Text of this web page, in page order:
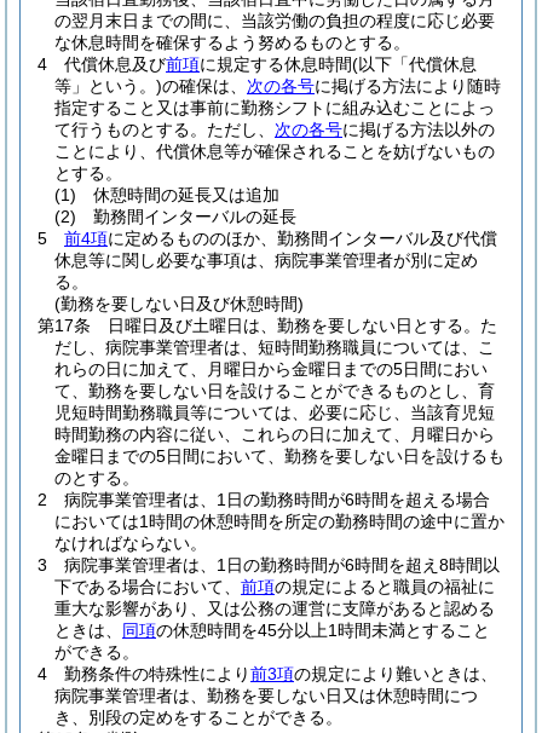
の翌月末日までの間に、当該労働の負担の程度に応じ必要
な休息時間を確保するよう努めるものとする。
4
代償休息及び前項に規定する休息時間(以下「代償休息
等」という。)の確保は、 次の各号に掲げる方法により随時
指定すること又は事前に勤務シフトに組み込むことによっ
て行うものとする。 ただし、 次の各号に掲げる方法以外の
ことにより、代償休息等が確保されることを妨げないもの
とする。
(1)
休憩時間の延長又は追加
(2)
勤務間インターバルの延長
5
前4項に定めるもののほか、勤務間インターバル及び代償
休息等に関し必要な事項は、病院事業管理者が別に定め
る。
(勤務を要しない日及び休憩時間)
第17条
日曜日及び土曜日は、勤務を要しない日とする。 た
だし、病院事業管理者は、短時間勤務職員については、こ
れらの日に加えて、月曜日から金曜日までの5日間におい
て、勤務を要しない日を設けることができるものとし、育
児短時間勤務職員等については、必要に応じ、当該育児短
時間勤務の内容に従い、これらの日に加えて、月曜日から
金曜日までの5日間において、勤務を要しない日を設けるも
のとする。
2
病院事業管理者は、1日の勤務時間が6時間を超える場合
においては1時間の休憩時間を所定の勤務時間の途中に置か
なければならない。
3
病院事業管理者は、1日の勤務時間が6時間を超え8時間以
下である場合において、 前項の規定によると職員の福祉に
重大な影響があり、又は公務の運営に支障があると認める
ときは、 同項の休憩時間を45分以上1時間未満とすること
ができる。
4
勤務条件の特殊性により前3項の規定により難いときは、
病院事業管理者は、勤務を要しない日又は休憩時間につ
き、別段の定めをすることができる。